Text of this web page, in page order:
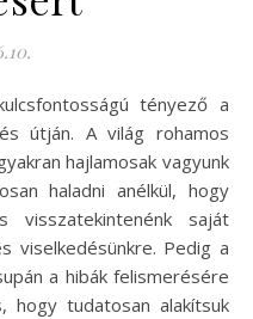
útján. A világ rohamos
hajlamosak vagyunk
haladni anélkül, hogy
visszatekintenénk saját
viselkedésünkre. Pedig a
a hibák felismerésére
hogy tudatosan alakítsuk